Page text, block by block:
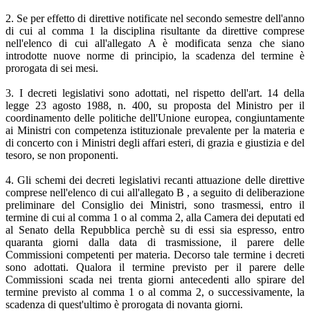
2. Se per effetto di direttive notificate nel secondo semestre dell'anno
di cui al comma 1 la disciplina risultante da direttive comprese
nell'elenco di cui all'allegato A è modificata senza che siano
introdotte nuove norme di principio, la scadenza del termine è
prorogata di sei mesi.
3. I decreti legislativi sono adottati, nel rispetto dell'art. 14 della
legge 23 agosto 1988, n. 400, su proposta del Ministro per il
coordinamento delle politiche dell'Unione europea, congiuntamente
ai Ministri con competenza istituzionale prevalente per la materia e
di concerto con i Ministri degli affari esteri, di grazia e giustizia e del
tesoro, se non proponenti.
4. Gli schemi dei decreti legislativi recanti attuazione delle direttive
comprese nell'elenco di cui all'allegato B , a seguito di deliberazione
preliminare del Consiglio dei Ministri, sono trasmessi, entro il
termine di cui al comma 1 o al comma 2, alla Camera dei deputati ed
al Senato della Repubblica perchè su di essi sia espresso, entro
quaranta giorni dalla data di trasmissione, il parere delle
Commissioni competenti per materia. Decorso tale termine i decreti
sono adottati. Qualora il termine previsto per il parere delle
Commissioni scada nei trenta giorni antecedenti allo spirare del
termine previsto al comma 1 o al comma 2, o successivamente, la
scadenza di quest'ultimo è prorogata di novanta giorni.